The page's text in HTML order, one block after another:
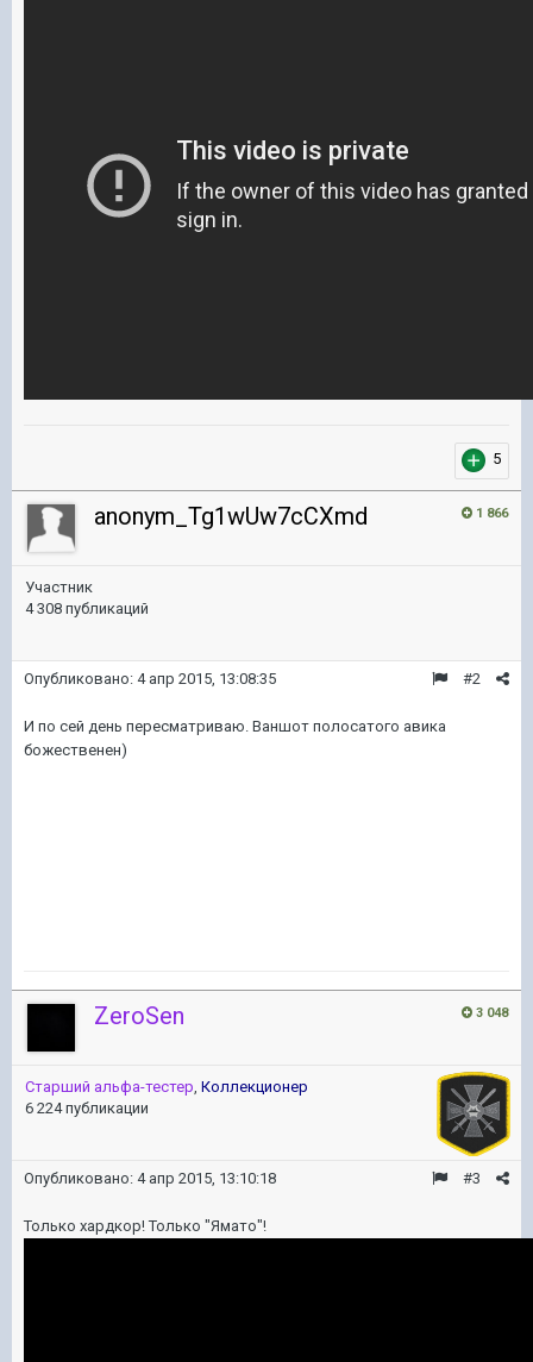
5
1 866
anonym_Tg1wUw7cCXmd
Участник
4 308 публикаций
#2
Опубликовано: 4 апр 2015, 13:08:35
И по сей день пересматриваю. Ваншот полосатого авика
божественен)
3 048
ZeroSen
Старший альфа-тестер Коллекционер
6 224 публикации
#3
Опубликовано: 4 апр 2015, 13:10:18
Только хардкор! Только "Ямато"!